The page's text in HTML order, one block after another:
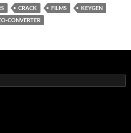
CRACK FILMS
KEYGEN
CONVERTER